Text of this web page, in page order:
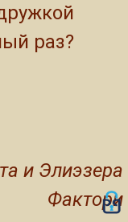
раз?
и Элиэзера
Фактори